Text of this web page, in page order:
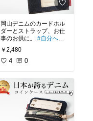
岡山デニムのカードホル
ダーとストラップ、お仕
事のお供に。 #自分への
ご褒美
￥2,480
4 0